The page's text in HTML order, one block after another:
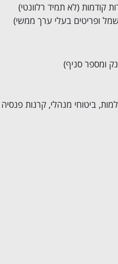
קודמות (לא תמיד רלוונטי)
ופריטים בעלי ערך ממשי)
ומספר סניף)
ביטוחי מנהלי, קרנות פנסיה